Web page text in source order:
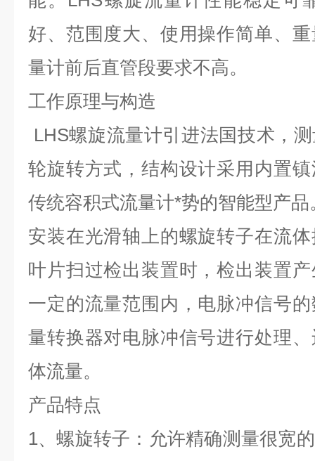
好、范围度大、使用操作简单、
量计前后直管段要求不高。
工作原理与构造
LHS螺旋流量计引进法国技术，
轮旋转方式，结构设计采用内置
传统容积式流量计*势的智能型产品
安装在光滑轴上的螺旋转子在流
叶片扫过检出装置时，检出装置
一定的流量范围内，电脉冲信号
量转换器对电脉冲信号进行处理
体流量。
产品特点
1、螺旋转子：允许精确测量很宽